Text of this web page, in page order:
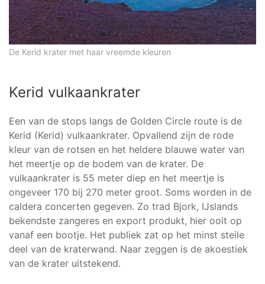
De Kerid krater met haar vreemde kleuren
Kerid vulkaankrater
Een van de stops langs de Golden Circle route is de
Kerid (Kerid) vulkaankrater. Opvallend zijn de rode
kleur van de rotsen en het heldere blauwe water van
het meertje op de bodem van de krater. De
vulkaankrater is 55 meter diep en het meertje is
ongeveer 170 bij 270 meter groot. Soms worden in de
caldera concerten gegeven. Zo trad Bjork, IJslands
bekendste zangeres en export produkt, hier ooit op
vanaf een bootje. Het publiek zat op het minst steile
deel van de kraterwand. Naar zeggen is de akoestiek
van de krater uitstekend.